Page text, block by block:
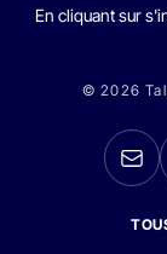
En cliquant sur
© 2026